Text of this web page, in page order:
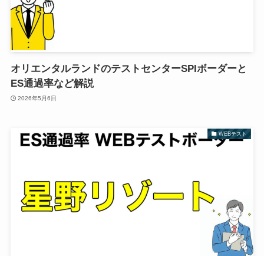
オリエンタルランドのテストセンターSPIボーダーと
ES通過率など解説
2026年5月6日
WEBテスト